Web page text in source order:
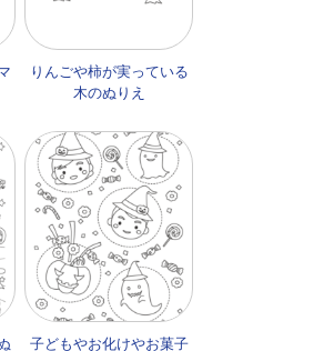
りんごや柿が実っている
木のぬりえ
子どもやお化けやお菓子